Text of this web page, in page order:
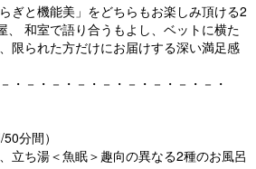
ぎと機能美」をどちらもお楽しみ頂ける2
、 和室で語り合うもよし、ベットに横た
限られた方だけにお届けする深い満足感
・－・－・－・－・－・－・－・－・
分間）
湯＜魚眠＞趣向の異なる2種のお風呂